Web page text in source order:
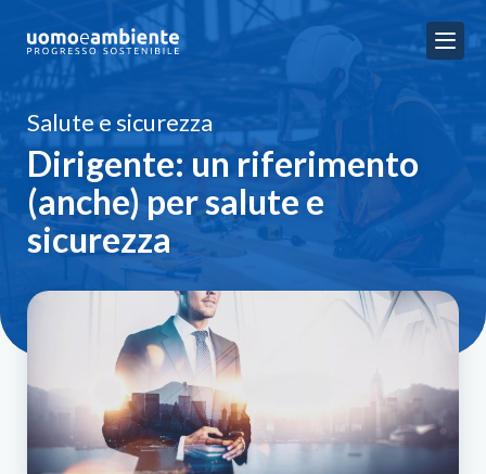
Salute e sicurezza
Dirigente: un riferimento
(anche) per salute e
sicurezza